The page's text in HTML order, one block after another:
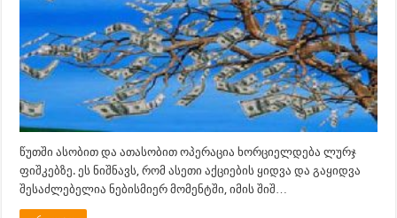
წუთში ასობით და ათასობით ოპერაცია ხორციელდება ლურჯ
ფიშკებზე. ეს ნიშნავს, რომ ასეთი აქციების ყიდვა და გაყიდვა
შესაძლებელია ნებისმიერ მომენტში, იმის შიშ…